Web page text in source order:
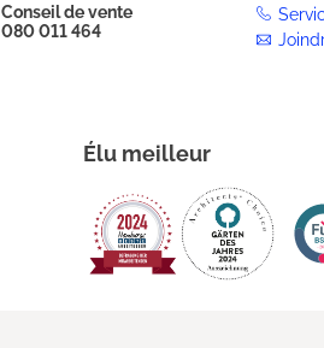
Conseil de vente
080 011 464
Élu meilleur